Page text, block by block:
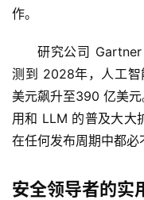
作。
研究公司
测到 2028年，人工
美元飙升至390 亿美
用和 LLM 的普及大大
在任何发布周期中都必
安全领导者的实